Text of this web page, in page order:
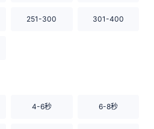
251-300 301-400
4-6秒 6-8秒